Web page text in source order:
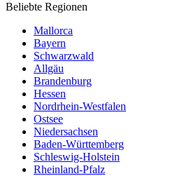
Beliebte Regionen
Mallorca
Bayern
Schwarzwald
Allgäu
Brandenburg
Hessen
Nordrhein-Westfalen
Ostsee
Niedersachsen
Baden-Württemberg
Schleswig-Holstein
Rheinland-Pfalz